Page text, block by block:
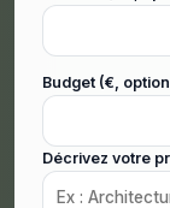
Budget (€,
Décrivez votre